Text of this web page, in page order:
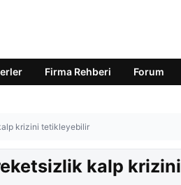
Firma Rehberi Forum
krizini tetikleyebilir
kalp krizini